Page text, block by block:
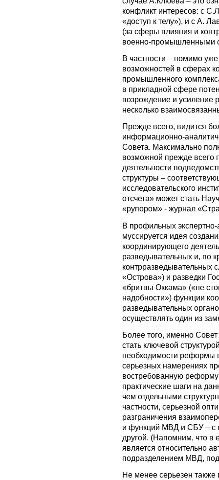
конфликт интересов: с
«доступ к телу»), и с А.
(за сферы влияния и
военно-промышленными
В частности – помимо
возможностей в сферах
промышленного
в прикладной сфере
возрождение и усиление
несколько
Прежде всего, видится
информационно-
Совета. Максимально
возможной прежде всего
деятельности
структуры –
исследовательского
отсчета» может стать
«рупором» - журнал
В профильных
муссируется идея
координирующего
разведывательных и, по
контрразведывательных
«Острова») и разведки
«бритвы Оккама» («не
надобности») функции
разведывательных
осуществлять один из
Более того, именно
стать ключевой
необходимости реформы
серьезных намерениях
востребованную
практические шаги на
чем отдельными
частности, серьезной
разграничения
и функций МВД и СБУ – с
другой. (Напомним, что в
является относительно
подразделением МВД,
Не менее серьезен